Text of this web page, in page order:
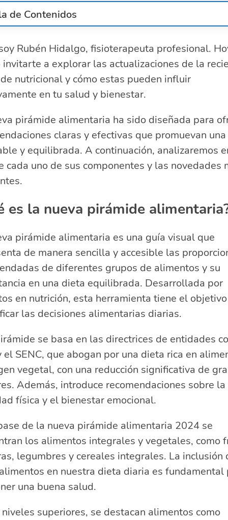
de Contenidos
cambios en la nueva pirámide nutricional
de actividad física en la nueva
de la hidratación en la nueva pirámide
entre la antigua y la nueva pirámide
¿Cuándo se actualizó la pirámide alimenticia?
¿Qué diferencias existen entre la antigua y la nueva
de la alimentación?
¿Qué características incluye la nueva pirámide de los
¿Qué elementos se agregaron a la nueva pirámide
Rubén Hidalgo, fisioterapeuta profesional.
invitarte a explorar las actualizaciones de la
nutricional y cómo estas pueden influir
en tu salud y bienestar.
pirámide alimentaria ha sido diseñada para
claras y efectivas que promuevan
y equilibrada. A continuación, analizaremos
cada uno de sus componentes y las novedades
es la nueva pirámide
pirámide alimentaria es una guía visual que
de manera sencilla y accesible las
de diferentes grupos de alimentos y su
en una dieta equilibrada. Desarrollada por
en nutrición, esta herramienta tiene el
las decisiones alimentarias diarias.
se basa en las directrices de entidades
el SENC, que abogan por una dieta rica en
vegetal, con una reducción significativa de
Además, introduce recomendaciones sobre la
física y el bienestar emocional.
de la nueva pirámide alimentaria 2024 se
los alimentos integrales y vegetales, como
legumbres y cereales integrales. La inclusión
en nuestra dieta diaria es fundamental
una buena salud.
superiores, se destacan alimentos como